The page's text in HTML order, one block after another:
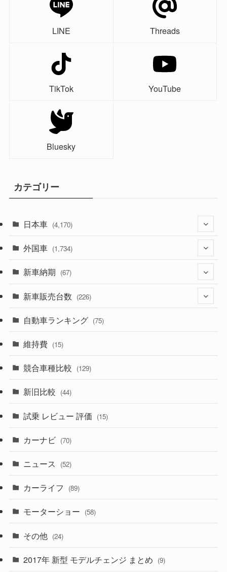
LINE Threads
TikTok YouTube
Bluesky
カテゴリー
日本車 (4,170)
(1,320)
(329)
(356)
(328)
(194)
(230)
(253)
外国車 (1,734)
(242)
(85)
(84)
(14)
(222)
(50)
(43)
(6)
(9)
(58)
(28)
(27)
(26)
新車納期 (67)
(28)
(8)
(3)
(3)
(5)
(1)
新車販売台数 (226)
(21)
(5)
(7)
(5)
自動車ランキング (75)
維持費 (15)
競合車種比較 (129)
新旧比較 (44)
試乗 レビュー 評価 (15)
カーナビ (70)
ニュース (52)
カーライフ (89)
モーターショー (58)
その他 (24)
2017年 新型 モデルチェンジ まとめ (9)